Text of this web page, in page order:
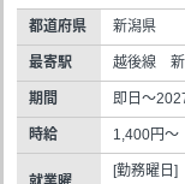
都道府県 新潟県
最寄駅 越後線
期間 即日～
時給 1,400円～
[勤務曜日